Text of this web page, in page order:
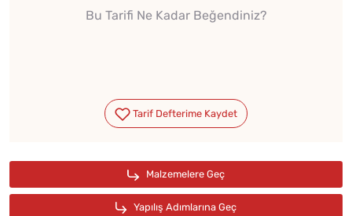
Bu Tarifi Ne Kadar Beğendiniz?